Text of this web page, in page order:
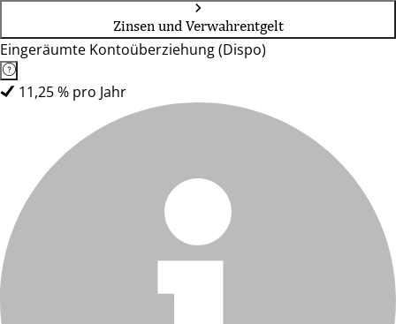
Zinsen und Verwahrentgelt
Eingeräumte Kontoüberziehung (Dispo)
11,25 % pro Jahr